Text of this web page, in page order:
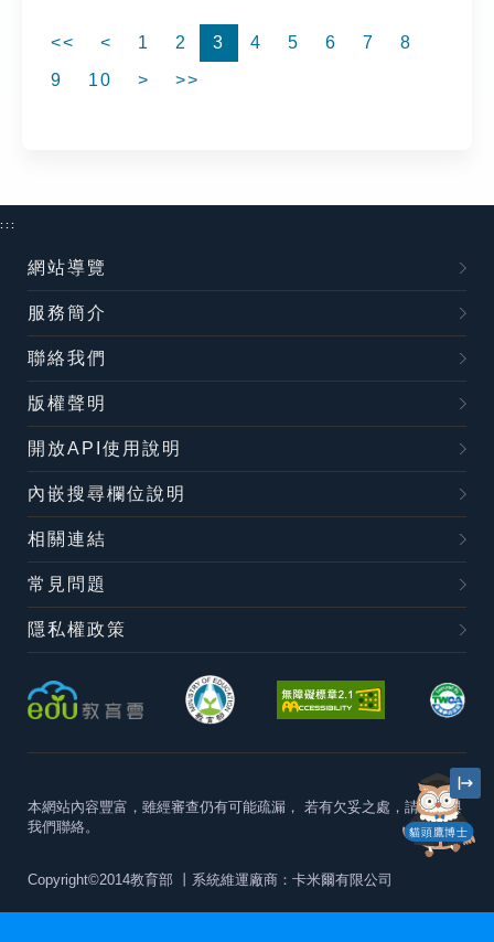
<< < 1 2 3 4 5 6 7
8
9
10 > >>
貓頭鷹博士
:::
網站導覽
服務簡介
聯絡我們
版權聲明
開放API使用說明
內嵌搜尋欄位說明
相關連結
常見問題
隱私權政策
本網站內容豐富，雖經審查仍有可能疏漏， 若有欠妥之處，請隨時與
我們聯絡。
Copyright©2014教育部 丨系統維運廠商：卡米爾有限公司